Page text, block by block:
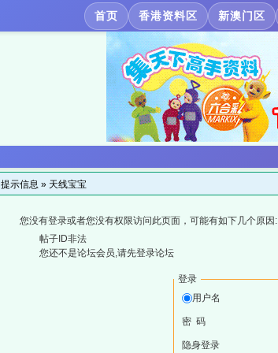
首页 香港资料区 新澳门区
提示信息 » 天线宝宝
您没有登录或者您没有权限访问此页面，可能有如下几个原因:
帖子ID非法
您还不是论坛会员,请先登录论坛
登录
用户名
密 码
隐身登录